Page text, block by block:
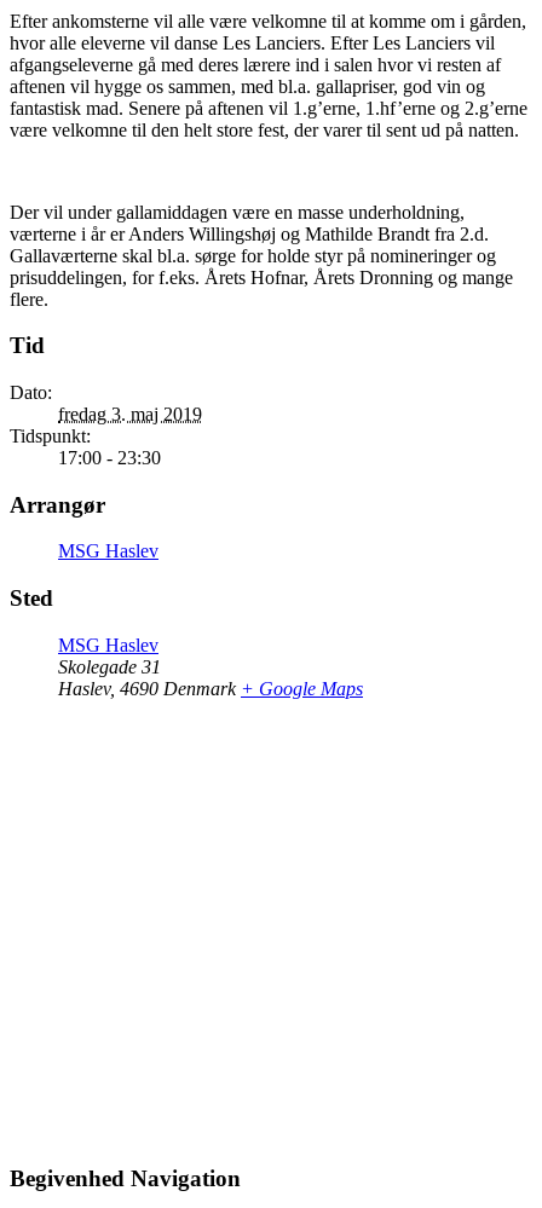
Efter ankomsterne vil alle være velkomne til at komme om i gården,
hvor alle eleverne vil danse Les Lanciers. Efter Les Lanciers vil
afgangseleverne gå med deres lærere ind i salen hvor vi resten af
aftenen vil hygge os sammen, med bl.a. gallapriser, god vin og
fantastisk mad. Senere på aftenen vil 1.g’erne, 1.hf’erne og 2.g’erne
være velkomne til den helt store fest, der varer til sent ud på natten.
Der vil under gallamiddagen være en masse underholdning,
værterne i år er Anders Willingshøj og Mathilde Brandt fra 2.d.
Gallaværterne skal bl.a. sørge for holde styr på nomineringer og
prisuddelingen, for f.eks. Årets Hofnar, Årets Dronning og mange
flere.
Tid
Dato:
fredag 3. maj 2019
Tidspunkt:
17:00 - 23:30
Arrangør
MSG Haslev
Sted
MSG Haslev
Skolegade 31
Haslev, 4690 Denmark + Google Maps
Begivenhed Navigation